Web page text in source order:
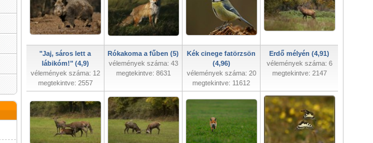
"Jaj, sáros lett a
lábikóm!" (4,9)
vélemények száma: 12
megtekintve: 2557
Rókakoma a fűben (5)
vélemények száma: 43
megtekintve: 8631
Kék cinege fatörzsön
(4,96)
vélemények száma: 20
megtekintve: 11612
Erdő mélyén (4,91)
vélemények száma: 6
megtekintve: 2147